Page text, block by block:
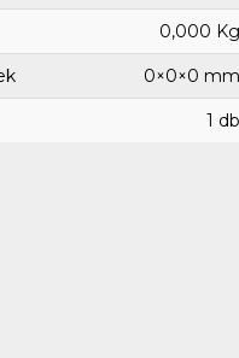
0,000 Kg
0×0×0 mm
1 db